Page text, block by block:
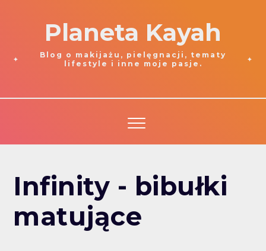
Planeta Kayah
Blog o makijażu, pielęgnacji, tematy
lifestyle i inne moje pasje.
Infinity - bibułki
matujące